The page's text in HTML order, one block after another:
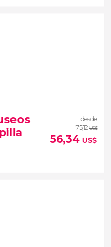
por Florencia
visita
y de la Academia
desde
75,12US$
56,34 US$